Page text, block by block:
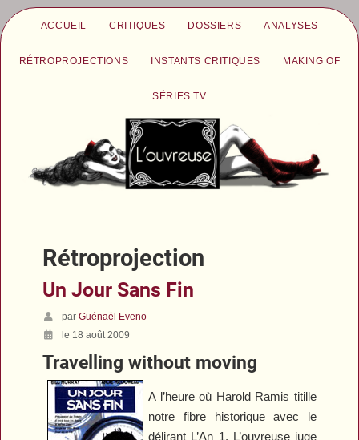
ACCUEIL CRITIQUES DOSSIERS ANALYSES
RÉTROPROJECTIONS INSTANTS CRITIQUES MAKING OF
SÉRIES TV
Rétroprojection
Un Jour Sans Fin
parGuénaël Eveno
le 18 août 2009
Travelling without moving
A l’heure où Harold Ramis titille
notre fibre historique avec le
délirant L’An 1, L’ouvreuse juge